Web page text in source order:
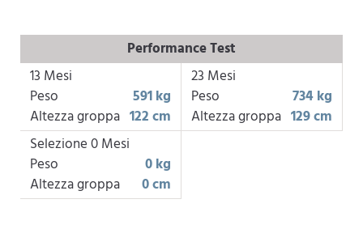
Performance Test
13 Mesi
Peso
591 kg
Altezza groppa 122 cm
23 Mesi
Peso
734 kg
Altezza groppa 129 cm
Selezione 0 Mesi
Peso
0 kg
Altezza groppa
0 cm